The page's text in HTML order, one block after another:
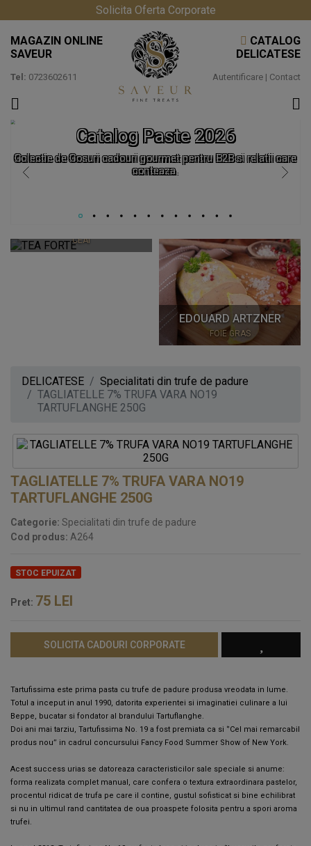
Solicita Oferta Corporate
MAGAZIN ONLINE
SAVEUR
Tel: 0723602611
CATALOG
DELICATESE
Autentificare | Contact
Catalog Paste 2026
Colectie de Cosuri cadouri gourmet pentru B2B si relatii care
conteaza.
TEA FORTE
CEAI
EDOUARD ARTZNER
FOIE GRAS
DELICATESE
Specialitati din trufe de padure
TAGLIATELLE 7% TRUFA VARA NO19
TARTUFLANGHE 250G
TAGLIATELLE 7% TRUFA VARA NO19
TARTUFLANGHE 250G
Categorie: Specialitati din trufe de padure
Cod produs: A264
STOC EPUIZAT
Pret: 75 LEI
SOLICITA CADOURI CORPORATE
Tartufissima este prima pasta cu trufe de padure produsa vreodata in lume.
Totul a inceput in anul 1990, datorita experientei si imaginatiei culinare a lui
Beppe, bucatar si fondator al brandului Tartuflanghe.
Doi ani mai tarziu, Tartufissima No. 19 a fost premiata ca si ‘’Cel mai remarcabil
produs nou’’ in cadrul concursului Fancy Food Summer Show of New York.
Acest success urias se datoreaza caracteristicilor sale speciale si anume:
forma realizata complet manual, care confera o textura extraordinara pastelor,
procentul ridicat de trufa pe care il contine, gustul sofisticat si bine echilibrat
si nu in ultimul rand cantitatea de oua proaspete folosita pentru a spori aroma
trufei.